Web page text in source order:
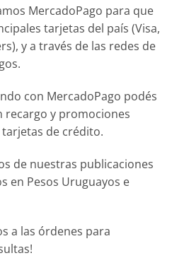
MercadoPago para que
tarjetas del país (Visa,
y a través de las redes de
con MercadoPago podés
recargo y promociones
de crédito.
de nuestras publicaciones
en Pesos Uruguayos e
a las órdenes para